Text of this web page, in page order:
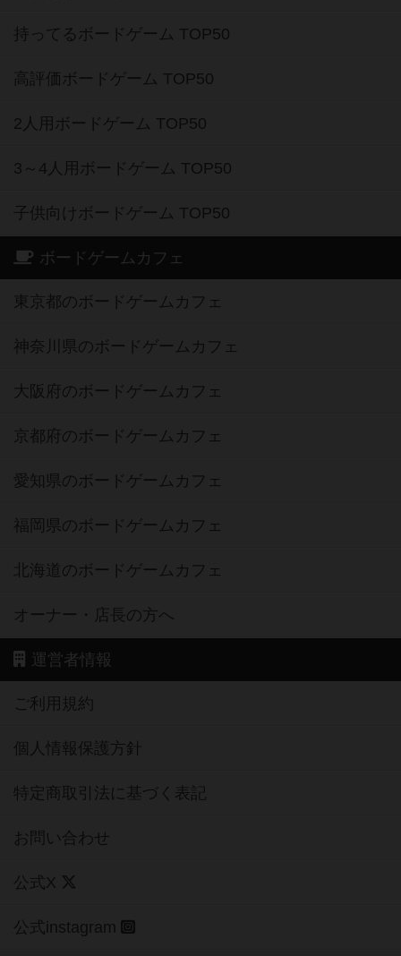
持ってるボードゲーム TOP50
高評価ボードゲーム TOP50
2人用ボードゲーム TOP50
3～4人用ボードゲーム TOP50
子供向けボードゲーム TOP50
ボードゲームカフェ
東京都のボードゲームカフェ
神奈川県のボードゲームカフェ
大阪府のボードゲームカフェ
京都府のボードゲームカフェ
愛知県のボードゲームカフェ
福岡県のボードゲームカフェ
北海道のボードゲームカフェ
オーナー・店長の方へ
運営者情報
ご利用規約
個人情報保護方針
特定商取引法に基づく表記
お問い合わせ
公式X
公式instagram